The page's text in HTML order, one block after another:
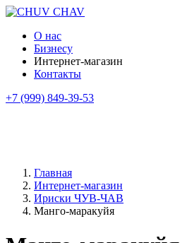
О нас
Бизнесу
Интернет-магазин
Контакты
+7 (999) 849-39-53
Главная
Интернет-магазин
Ириски ЧУВ-ЧАВ
Манго-маракуйя